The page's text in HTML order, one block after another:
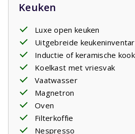
Keuken
Luxe open keuken
Uitgebreide
Inductie of keramische
Koelkast met vriesvak
Vaatwasser
Magnetron
Oven
Filterkoffie
Nespresso